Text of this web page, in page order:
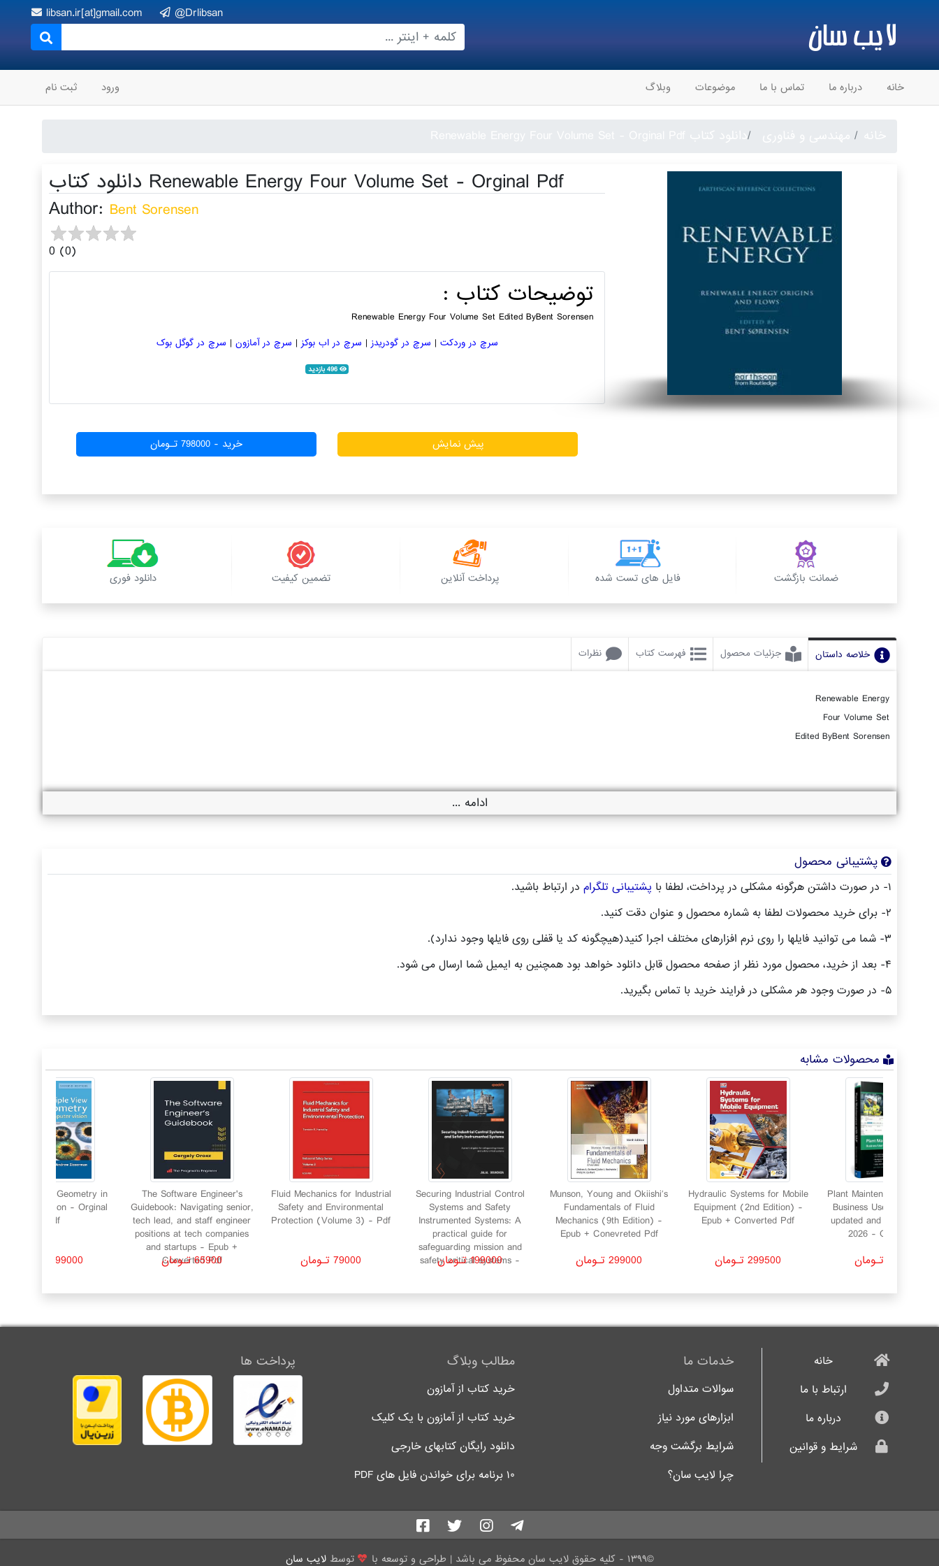
لایب سان libsan.ir[at]gmail.com @Drlibsan
خانه درباره ما تماس با ما موضوعات وبلاگ ورود ثبت نام
دانلود کتاب Renewable Energy Four Volume Set - Orginal Pdf
Author: Bent Sorensen
0 (0)
توضیحات کتاب :
Renewable Energy Four Volume Set Edited ByBent Sorensen
سرچ در وردکت | سرچ در گودریدز | سرچ در اب بوکز | سرچ در آمازون | سرچ در گوگل بوک
496 بازدید
پیش نمایش خرید - 798000 تـومان
ضمانت بازگشت فایل های تست شده پرداخت آنلاین تضمین کیفیت دانلود فوری
خلاصه داستان جزئیات محصول فهرست کتاب نظرات
Renewable Energy
Four Volume Set
Edited ByBent Sorensen
ادامه ...
پشتیبانی محصول
۱- در صورت داشتن هرگونه مشکلی در پرداخت، لطفا با پشتیبانی تلگرام در ارتباط باشید.
۲- برای خرید محصولات لطفا به شماره محصول و عنوان دقت کنید.
۳- شما می توانید فایلها را روی نرم افزارهای مختلف اجرا کنید(هیچگونه کد یا قفلی روی فایلها وجود ندارد).
۴- بعد از خرید، محصول مورد نظر از صفحه محصول قابل دانلود خواهد بود همچنین به ایمیل شما ارسال می شود.
۵- در صورت وجود هر مشکلی در فرایند خرید با تماس بگیرید.
محصولات مشابه
Plant Maintenance with
Business User Guide:
updated and revised
2026 - Orginal Pdf
Hydraulic Systems for Mobile
Equipment (2nd Edition) -
Epub + Converted Pdf
299500 تـومان
Munson, Young and Okiishi′s
Fundamentals of Fluid
Mechanics (9th Edition) -
Epub + Conevreted Pdf
299000 تـومان
Securing Industrial Control
Systems and Safety
Instrumented Systems: A
practical guide for
safeguarding mission and
safety critical systems -
199000 تـومان
Fluid Mechanics for Industrial
Safety and Environmental
Protection (Volume 3) - Pdf
79000 تـومان
The Software Engineer's
Guidebook: Navigating senior,
tech lead, and staff engineer
positions at tech companies
and startups - Epub +
Converted Pdf
65900 تـومان
View Geometry in
Vision - Orginal
Pdf
99000 تـومان
خانه
ارتباط با ما
درباره ما
شرایط و قوانین
خدمات ما
سوالات متداول
ابزارهای مورد نیاز
شرایط برگشت وجه
چرا لایب سان؟
مطالب وبلاگ
خرید کتاب از آمازون
خرید کتاب از آمازون با یک کلیک
دانلود رایگان کتابهای خارجی
۱۰ برنامه برای خواندن فایل های PDF
پرداخت ها
©۱۳۹۹ - کلیه حقوق لایب سان محفوظ می باشد | طراحی و توسعه با توسطلایب سان